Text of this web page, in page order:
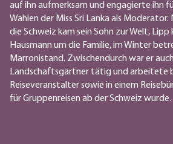
auf ihn aufmerksam und engagierte ihn
Wahlen der Miss Sri Lanka als Moderator.
die Schweiz kam sein Sohn zur Welt, Lipp
Hausmann um die Familie, im Winter
Marronistand. Zwischendurch war er
Landschaftsgärtner tätig und arbeitete
Reiseveranstalter sowie in einem
für Gruppenreisen ab der Schweiz wurde.